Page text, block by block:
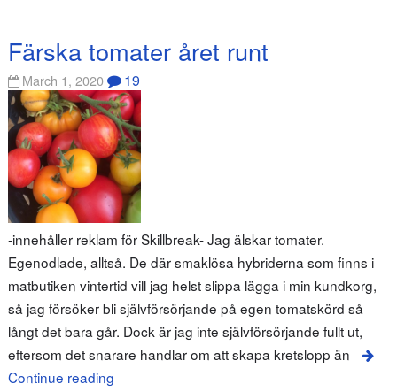
Färska tomater året runt
March 1, 2020 19
-innehåller reklam för Skillbreak- Jag älskar tomater.
Egenodlade, alltså. De där smaklösa hybriderna som finns i
matbutiken vintertid vill jag helst slippa lägga i min kundkorg,
så jag försöker bli självförsörjande på egen tomatskörd så
långt det bara går. Dock är jag inte självförsörjande fullt ut,
eftersom det snarare handlar om att skapa kretslopp än
Continue reading